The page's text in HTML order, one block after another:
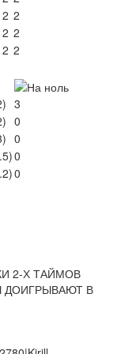
2 2
2 2
2 2
3
0
0
0
0
2-Х ТАЙМОВ
ДОИГРЫВАЮТ В